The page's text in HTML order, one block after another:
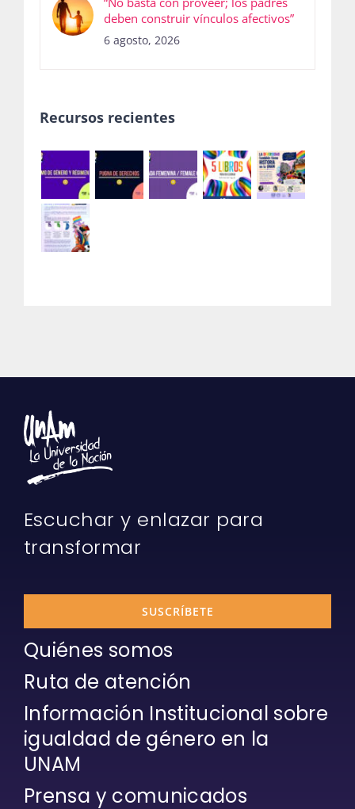
deben construir vínculos afectivos”
6 agosto, 2026
Recursos recientes
Escuchar y enlazar para
transformar
SUSCRÍBETE
Quiénes somos
Ruta de atención
Información Institucional sobre
igualdad de género en la
UNAM
Prensa y comunicados